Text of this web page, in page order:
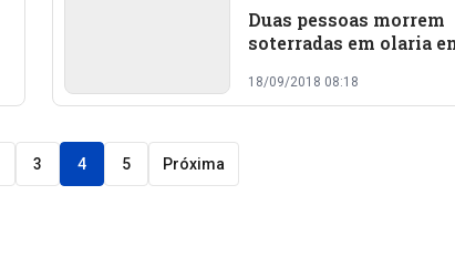
Duas pessoas morrem
soterradas em olaria
18/09/2018 08:18
3 4 5 Próxima